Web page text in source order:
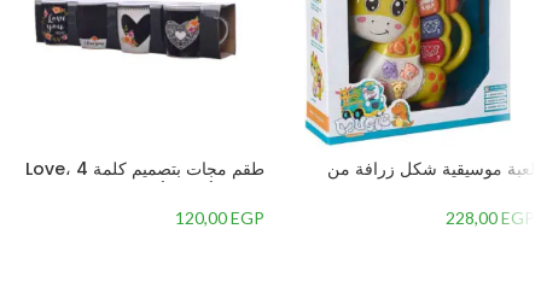
لعبة موسيقية شكل زرافة من
228,00EGP
طقم مجات بتصميم كلمة Love، 4
120,00EGP